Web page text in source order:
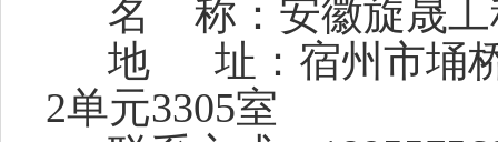
名
称：安徽旋晟
地
址：宿州市埇
2单元3305室